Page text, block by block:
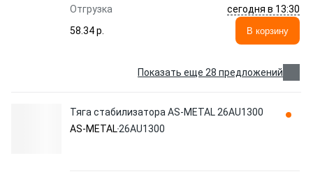
Отгрузка
сегодня в 13:30
58.34 p.
В корзину
Показать еще 28 предложений
Тяга стабилизатора AS-METAL 26AU1300
AS-METAL26AU1300